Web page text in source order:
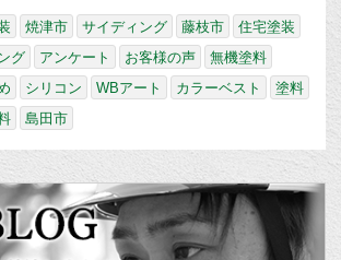
焼津市 サイディング 藤枝市
住宅塗装
グ アンケート お客様の声
無機塗料
シリコン WBアート カラーベスト
塗料
島田市